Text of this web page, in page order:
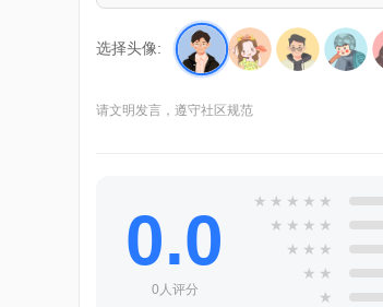
选择头像:
请文明发言，遵守社区规范
0.0
0人评分
★ ★ ★ ★ ★
★ ★ ★ ★
★ ★ ★
★ ★
★